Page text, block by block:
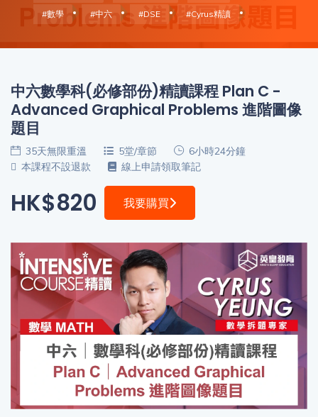
考
導
師
價
格
免費
收費
(81)
項
合所
有標
我
的
優
惠
設
碼
登出
#數學
#中六 #DSE #Cyrus精讀
中六數學科(必修部份)精讀課程 Plan C -
Advanced Graphical Problems 進階圖像
題目
35天無限重溫 5堂/章節
6小時24分鐘
本課程不設退款
線上申請領取筆記
HK$820 我要購買